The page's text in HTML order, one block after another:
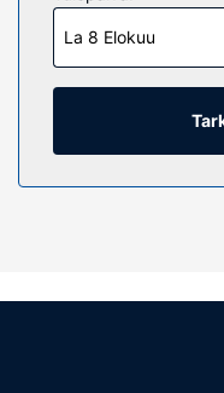
jääkaappi ja
ja ilmainen
on oma kylpyhuone,
kylpyammeen
hiustenkuivaaja.
kahvin-/vedenkeitin ja
Kiinteistön
televisio yleisissä
La 8 Elokuu